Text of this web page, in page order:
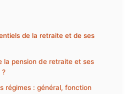
de la retraite et de ses
la pension de retraite et ses
?
régimes : général, fonction